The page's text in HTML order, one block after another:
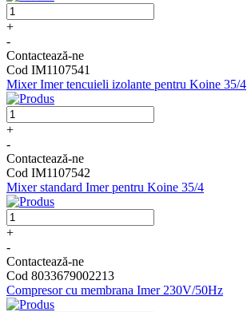
+
-
Contactează-ne
Cod IM1107541
Mixer Imer tencuieli izolante pentru Koine 35/4
+
-
Contactează-ne
Cod IM1107542
Mixer standard Imer pentru Koine 35/4
+
-
Contactează-ne
Cod 8033679002213
Compresor cu membrana Imer 230V/50Hz